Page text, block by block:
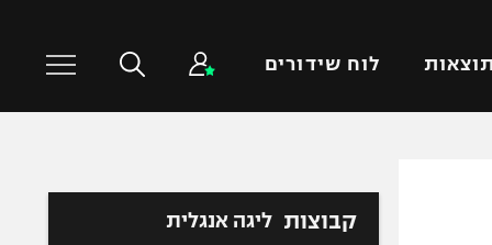
תוצאות לוח שידורים
טניס
קבוצות ליגה אנגלית